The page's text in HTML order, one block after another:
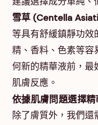
雪草 (Centella
等具有舒緩鎮靜功
精、香料、色素等容
何新的精華液前，最
肌膚反應。
依據肌膚問題選擇精
除了膚質外，我們